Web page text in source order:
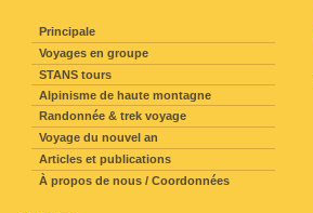
Principale
Voyages en groupe
STANS tours
Alpinisme de haute montagne
Randonnée & trek voyage
Voyage du nouvel an
Articles et publications
À propos de nous / Coordonnées